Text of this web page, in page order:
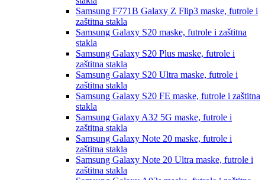
Samsung F771B Galaxy Z Flip3 maske, futrole i
zaštitna stakla
Samsung Galaxy S20 maske, futrole i zaštitna
stakla
Samsung Galaxy S20 Plus maske, futrole i
zaštitna stakla
Samsung Galaxy S20 Ultra maske, futrole i
zaštitna stakla
Samsung Galaxy S20 FE maske, futrole i zaštitna
stakla
Samsung Galaxy A32 5G maske, futrole i
zaštitna stakla
Samsung Galaxy Note 20 maske, futrole i
zaštitna stakla
Samsung Galaxy Note 20 Ultra maske, futrole i
zaštitna stakla